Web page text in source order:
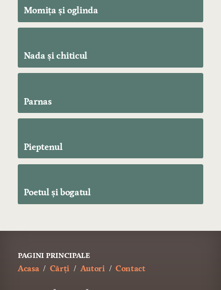
Momiţa şi oglinda
Nada şi chiticul
Parnas
Pieptenul
Poetul şi bogatul
PAGINI PRINCIPALE
Acasa Cărți Autori Contact